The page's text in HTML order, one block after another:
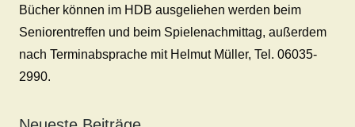
Bücher können im HDB ausgeliehen werden beim
Seniorentreffen und beim Spielenachmittag, außerdem
nach Terminabsprache mit Helmut Müller, Tel. 06035-
2990.